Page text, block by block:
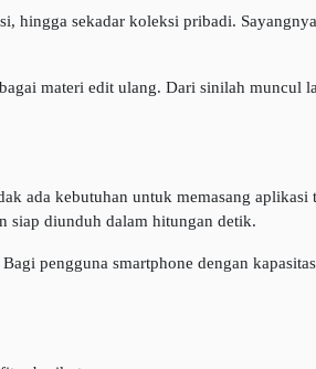
hingga sekadar koleksi pribadi.
materi edit ulang. Dari sinilah muncul
ada kebutuhan untuk memasang aplikasi
siap diunduh dalam hitungan detik.
pengguna smartphone dengan